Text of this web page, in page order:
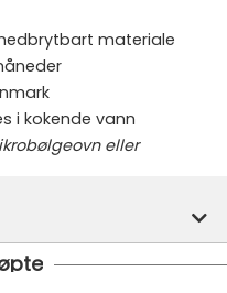
materiale
i kokende vann
eller
oss, men vil bli bestilt